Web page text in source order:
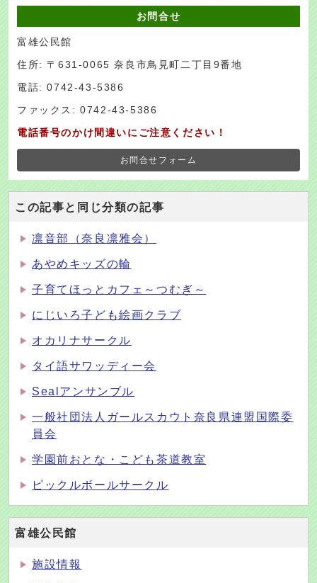
お問合せ
富雄公民館
住所: 〒631-0065 奈良市鳥見町二丁目9番地
電話: 0742-43-5386
ファックス: 0742-43-5386
電話番号のかけ間違いにご注意ください！
お問合せフォーム
この記事と同じ分類の記事
凛音部（奈良凛雅会）
あやめキッズの輪
子育てほっとカフェ～つむぎ～
にじいろ子ども絵画クラブ
オカリナサークル
タイ語サワッディー会
Sealアンサンブル
一般社団法人ガールスカウト奈良県連盟国際委
員会
学園前おとな・こども茶道教室
ピックルボールサークル
富雄公民館
施設情報